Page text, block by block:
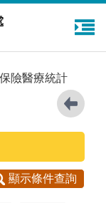
險醫療統計
顯示條件查詢